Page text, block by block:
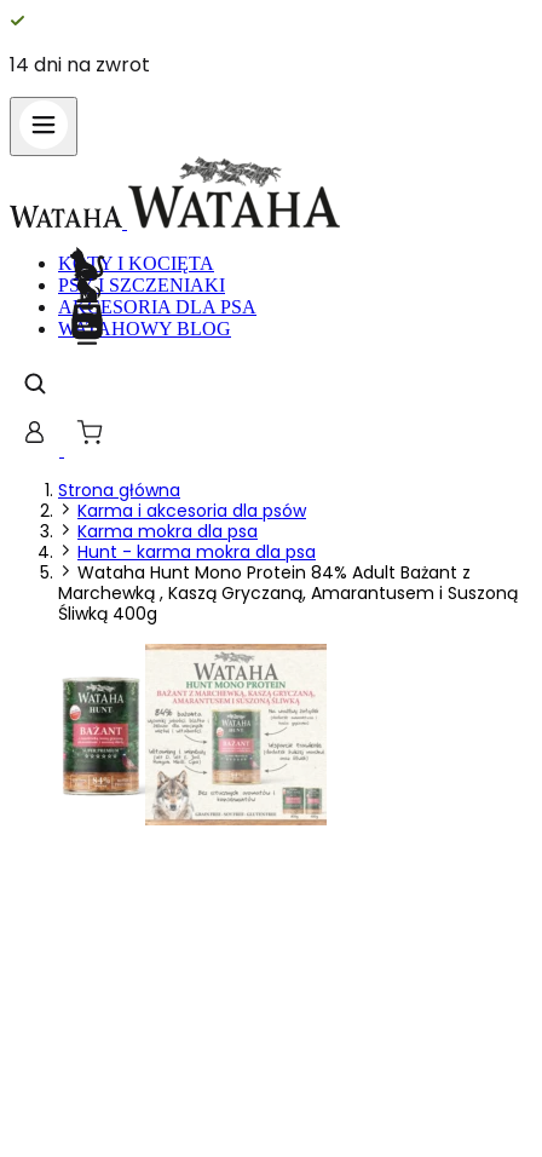
14 dni na zwrot
KOTY I KOCIĘTA
PSY I SZCZENIAKI
AKCESORIA DLA PSA
WATAHOWY BLOG
Strona główna
Karma i akcesoria dla psów
Karma mokra dla psa
Hunt - karma mokra dla psa
Wataha Hunt Mono Protein 84% Adult Bażant z
Marchewką , Kaszą Gryczaną, Amarantusem i Suszoną
Śliwką 400g
Wykorzystujemy pliki cookie do spersonalizowania treści i reklam,
witrynie. Informacje o tym, jak korzystasz z naszej witryny,
udostępniamy partnerom społecznościowym, reklamowym i
analitycznym. Partnerzy mogą połączyć te informacje z innymi
danymi otrzymanymi od Ciebie lub uzyskanymi podczas korzystania z
Niezbędne
funkcji witryny i witryna nie będzie działać w zamierzony sposób bez
nich. Te pliki cookie nie przechowują żadnych danych
umożliwiających identyfikację osoby.
Preferencje
Pliki cookie dotyczące preferencji umożliwiają stronie zapamiętanie
informacji, które zmieniają wygląd lub funkcjonowanie strony, np.
preferowany język lub region, w którym znajduje się użytkownik.
Statystyka
Statystyczne pliki cookie pomagają właścicielem stron internetowych
zrozumieć, w jaki sposób różni użytkownicy zachowują się na stronie,
gromadząc i zgłaszając anonimowe informacje.
Marketing
Marketingowe pliki cookie stosowane są w celu śledzenia
użytkowników na stronach internetowych. Celem jest wyświetlanie